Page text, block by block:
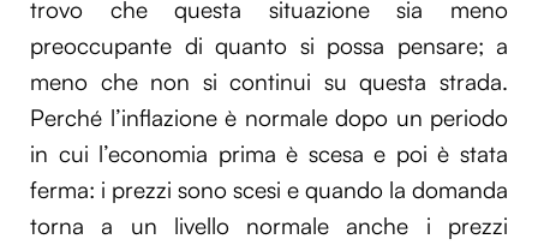
trovo che questa situazione sia meno
preoccupante di quanto si possa pensare; a
meno che non si continui su questa strada.
Perché l’inflazione è normale dopo un periodo
in cui l’economia prima è scesa e poi è stata
ferma: i prezzi sono scesi e quando la domanda
torna a un livello normale anche i prezzi